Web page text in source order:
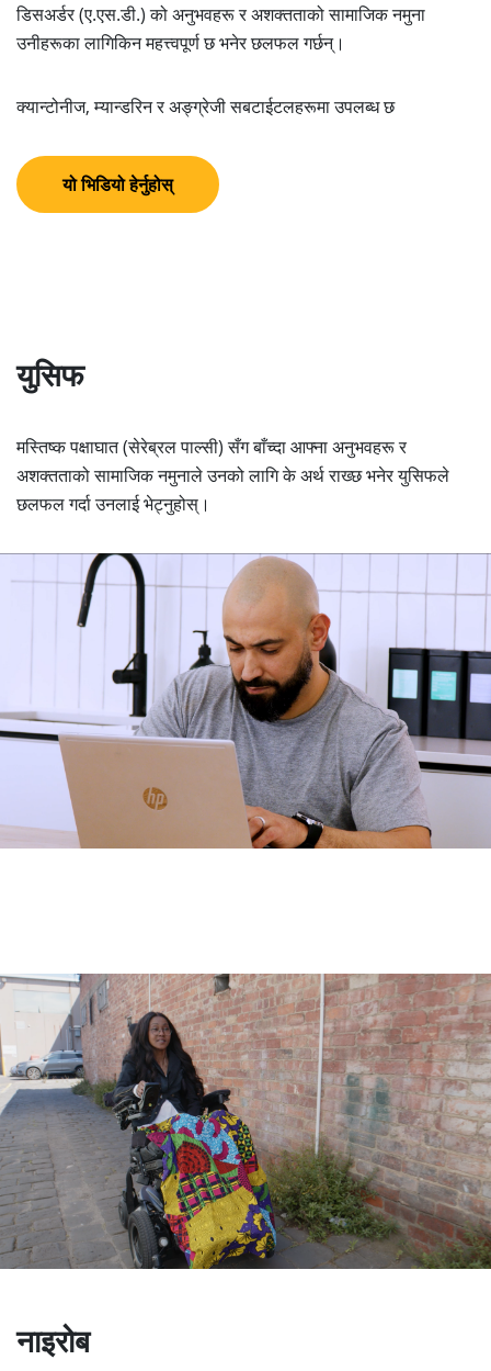
डिसअर्डर (ए.एस.डी.) को अनुभवहरू र अशक्तताको सामाजिक नमुना
उनीहरूका लागिकिन महत्त्वपूर्ण छ भनेर छलफल गर्छन्।
क्यान्टोनीज, म्यान्डरिन र अङ्ग्रेजी सबटाईटलहरूमा उपलब्ध छ
यो भिडियो हेर्नुहोस्
युसिफ
मस्तिष्क पक्षाघात (सेरेब्रल पाल्सी) सँग बाँच्दा आफ्ना अनुभवहरू र
अशक्तताको सामाजिक नमुनाले उनको लागि के अर्थ राख्छ भनेर युसिफले
छलफल गर्दा उनलाई भेट्नुहोस्।
नाइरोब